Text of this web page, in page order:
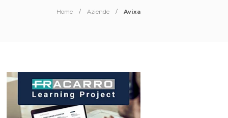
Home Aziende Avixa